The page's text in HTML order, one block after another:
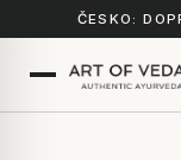
ČESKO: